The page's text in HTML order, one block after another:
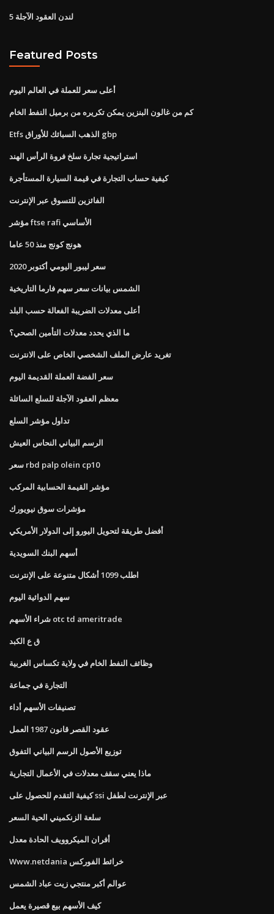
لندن العقود الآجلة 5
Featured Posts
أعلى سعر للعملة في العالم اليوم
كم من غالون البنزين يمكن تكريره من برميل النفط الخام
Etfs الذهب السبائك للأوراق gbp
استراتيجية تجارة سلخ فروة الرأس الهند
كيفية حساب التجارة في قيمة السيارة المستأجرة
الفائزين للتسوق عبر الإنترنت
مؤشر ftse rafi الأساسي
هونج كونج منذ 50 عاما
سعر ليبور اليومي أكتوبر 2020
الشمس بيانات سعر سهم فارما التاريخية
أعلى معدلات الضريبة الفعالة حسب البلد
ما الذي يحدد معدلات التأمين الصحي؟
تغريد عارض الملف الشخصي الخاص على الانترنت
سعر الفضة العملة القديمة اليوم
معظم العقود الآجلة للسلع السائلة
تداول مؤشر السلع
الرسم البياني النحاس العيش
سعر rbd palp olein cp10
مؤشر القيمة الحسابية المركب
مؤشرات سوق نيويورك
أفضل طريقة لتحويل اليورو إلى الدولار الأمريكي
أسهم البنك السويدية
اطلب 1099 أشكال متنوعة على الإنترنت
سهم الدوائية اليوم
شراء الأسهم otc td ameritrade
ق ع الكبد
وظائف النفط الخام في ولاية تكساس الغربية
التجارة في جماعة
تصنيفات الأسهم أداء
عقود القصر قانون 1987 العمل
توزيع الأصول الرسم البياني التفوق
ماذا يعني سقف معدلات في الأعمال التجارية
كيفية التقدم للحصول على ssi عبر الإنترنت لطفل
سلعة الزنكميني الحية السعر
أفران الميكروويف الحادة معدل
Www.netdania خرائط الفوركس
عوالم أكبر منتجي زيت عباد الشمس
كيف الأسهم بيع قصيرة يعمل